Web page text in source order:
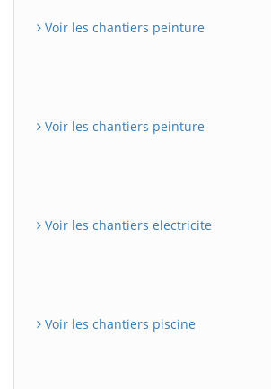
Voir les chantiers peinture
Voir les chantiers peinture
Voir les chantiers electricite
Voir les chantiers piscine